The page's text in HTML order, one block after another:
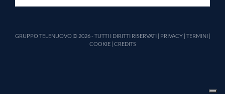
GRUPPO TELENUOVO © 2026 - TUTTI I DIRITTI RISERVATI | PRIVACY| TERMINI|
COOKIE| CREDITS